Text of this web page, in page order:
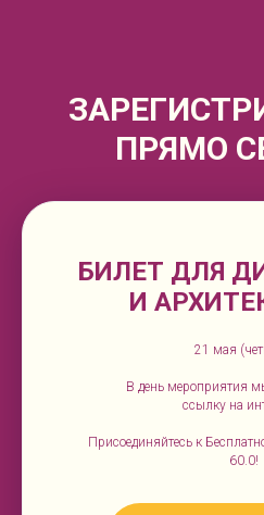
ПРЯМО
БИЛЕТ ДЛЯ
И
21 мая
В день мероприятия
ссылку на
Присоединяйтесь к
60.0!